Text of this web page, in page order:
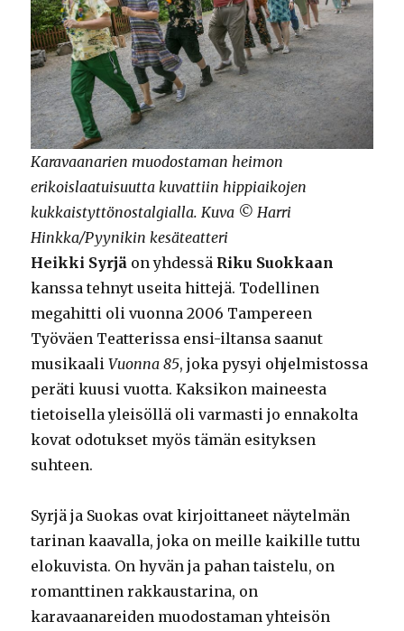
Karavaanarien muodostaman heimon
erikoislaatuisuutta kuvattiin hippiaikojen
kukkaistyttönostalgialla. Kuva © Harri
Hinkka/Pyynikin kesäteatteri
Heikki Syrjä on yhdessä Riku Suokkaan
kanssa tehnyt useita hittejä. Todellinen
megahitti oli vuonna 2006 Tampereen
Työväen Teatterissa ensi-iltansa saanut
musikaaliVuonna 85, joka pysyi ohjelmistossa
peräti kuusi vuotta. Kaksikon maineesta
tietoisella yleisöllä oli varmasti jo ennakolta
kovat odotukset myös tämän esityksen
suhteen.
Syrjä ja Suokas ovat kirjoittaneet näytelmän
tarinan kaavalla, joka on meille kaikille tuttu
elokuvista. On hyvän ja pahan taistelu, on
romanttinen rakkaustarina, on
karavaanareiden muodostaman yhteisön